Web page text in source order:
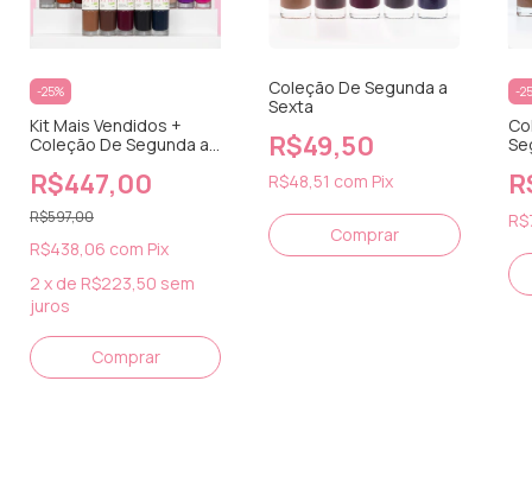
-25%
Kit Mais Vendidos +
Coleção De Segunda a
R$447,00
R$597,00
R$438,06 com Pix
2 x de R$223,50 sem
juros
Coleção De Segunda a
Sexta
R$49,50
R$48,51 com Pix
-25